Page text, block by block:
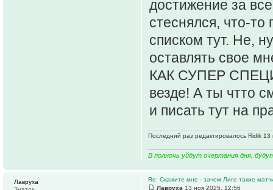
достижение за
стеснялся, что-
списком тут. Не,
оставлять свое
КАК СУПЕР
везде! А ты чтто
и писать тут на
Последний раз редактировалось Ridik
В полночь уйдут очертания дня,
Re: Скажите мне - зачем Лиге такие
Лавруха 13 ноя 2025, 12:56
Лавруха